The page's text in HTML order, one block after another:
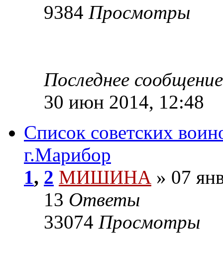
9384 Просмотры
Последнее
30 июн 2014, 12:48
Список советских
г.Марибор
1, 2 МИШИНА » 07
13 Ответы
33074 Просмотры